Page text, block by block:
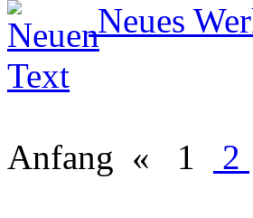
Neues
Anfang « 1 2